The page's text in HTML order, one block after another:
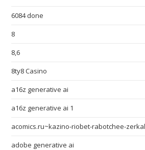
6084 done
8
8,6
8ty8 Casino
a16z generative ai
a16z generative ai 1
acomics.ru~kazino-riobet-rabotchee-
adobe generative ai